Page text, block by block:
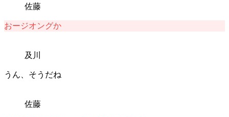
佐藤
おージオングか
及川
うん、そうだね
佐藤